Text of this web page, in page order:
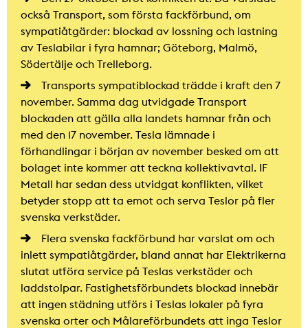
också Transport, som första fackförbund, om
sympatiåtgärder: blockad av lossning och lastning
av Teslabilar i fyra hamnar; Göteborg, Malmö,
Södertälje och Trelleborg.
Transports sympatiblockad trädde i kraft den 7
november. Samma dag utvidgade Transport
blockaden att gälla alla landets hamnar från och
med den 17 november. Tesla lämnade i
förhandlingar i början av november besked om att
bolaget inte kommer att teckna kollektivavtal. IF
Metall har sedan dess utvidgat konflikten, vilket
betyder stopp att ta emot och serva Teslor på fler
svenska verkstäder.
Flera svenska fackförbund har varslat om och
inlett sympatiåtgärder, bland annat har Elektrikerna
slutat utföra service på Teslas verkstäder och
laddstolpar. Fastighetsförbundets blockad innebär
att ingen städning utförs i Teslas lokaler på fyra
svenska orter och Målareförbundets att inga Teslor